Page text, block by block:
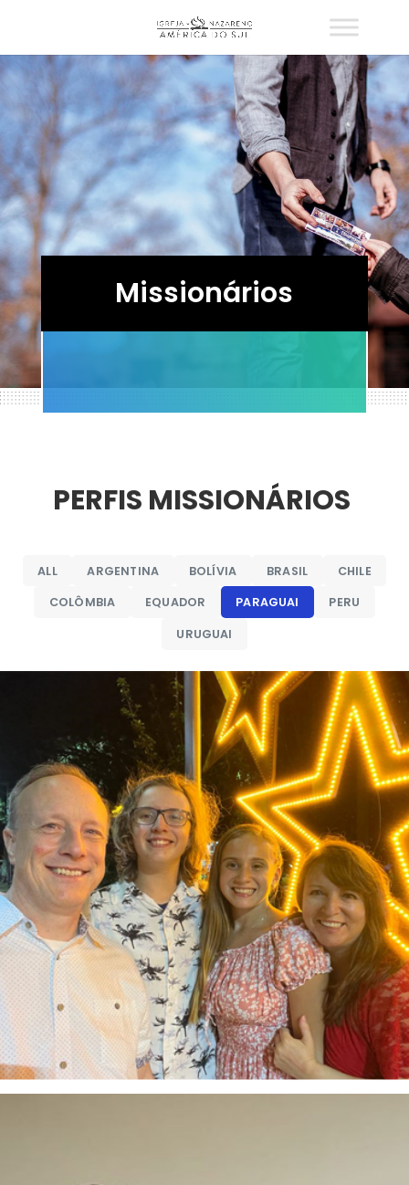
Missionários
PERFIS MISSIONÁRIOS
ALL ARGENTINA BOLÍVIA BRASIL CHILE
COLÔMBIA EQUADOR PARAGUAI PERU
URUGUAI